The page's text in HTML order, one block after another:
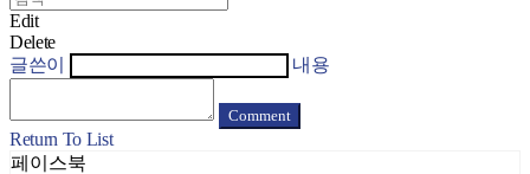
Edit
Delete
글쓴이
내용
Comment
Return To List
페이스북